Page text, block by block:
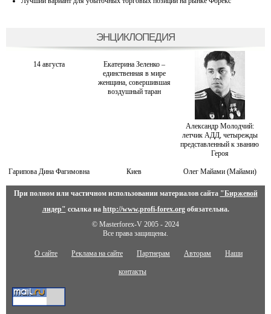
ЭНЦИКЛОПЕДИЯ
14 августа
Екатерина Зеленко –
единственная в мире
женщина, совершившая
воздушный таран
Александр Молодчий:
летчик АДД, четырежды
представленный к званию
Героя
Гарипова Дина Фaгимовнa Киев Олег Майами (Майами)
При полном или частичном использовании материалов сайта "Биржевой
лидер" ссылка на http://www.profi-forex.orgобязательна.
© Masterforex-V 2005 - 2024
Все права защищены.
О сайте Реклама на сайте Партнерам Авторам Наши
контакты